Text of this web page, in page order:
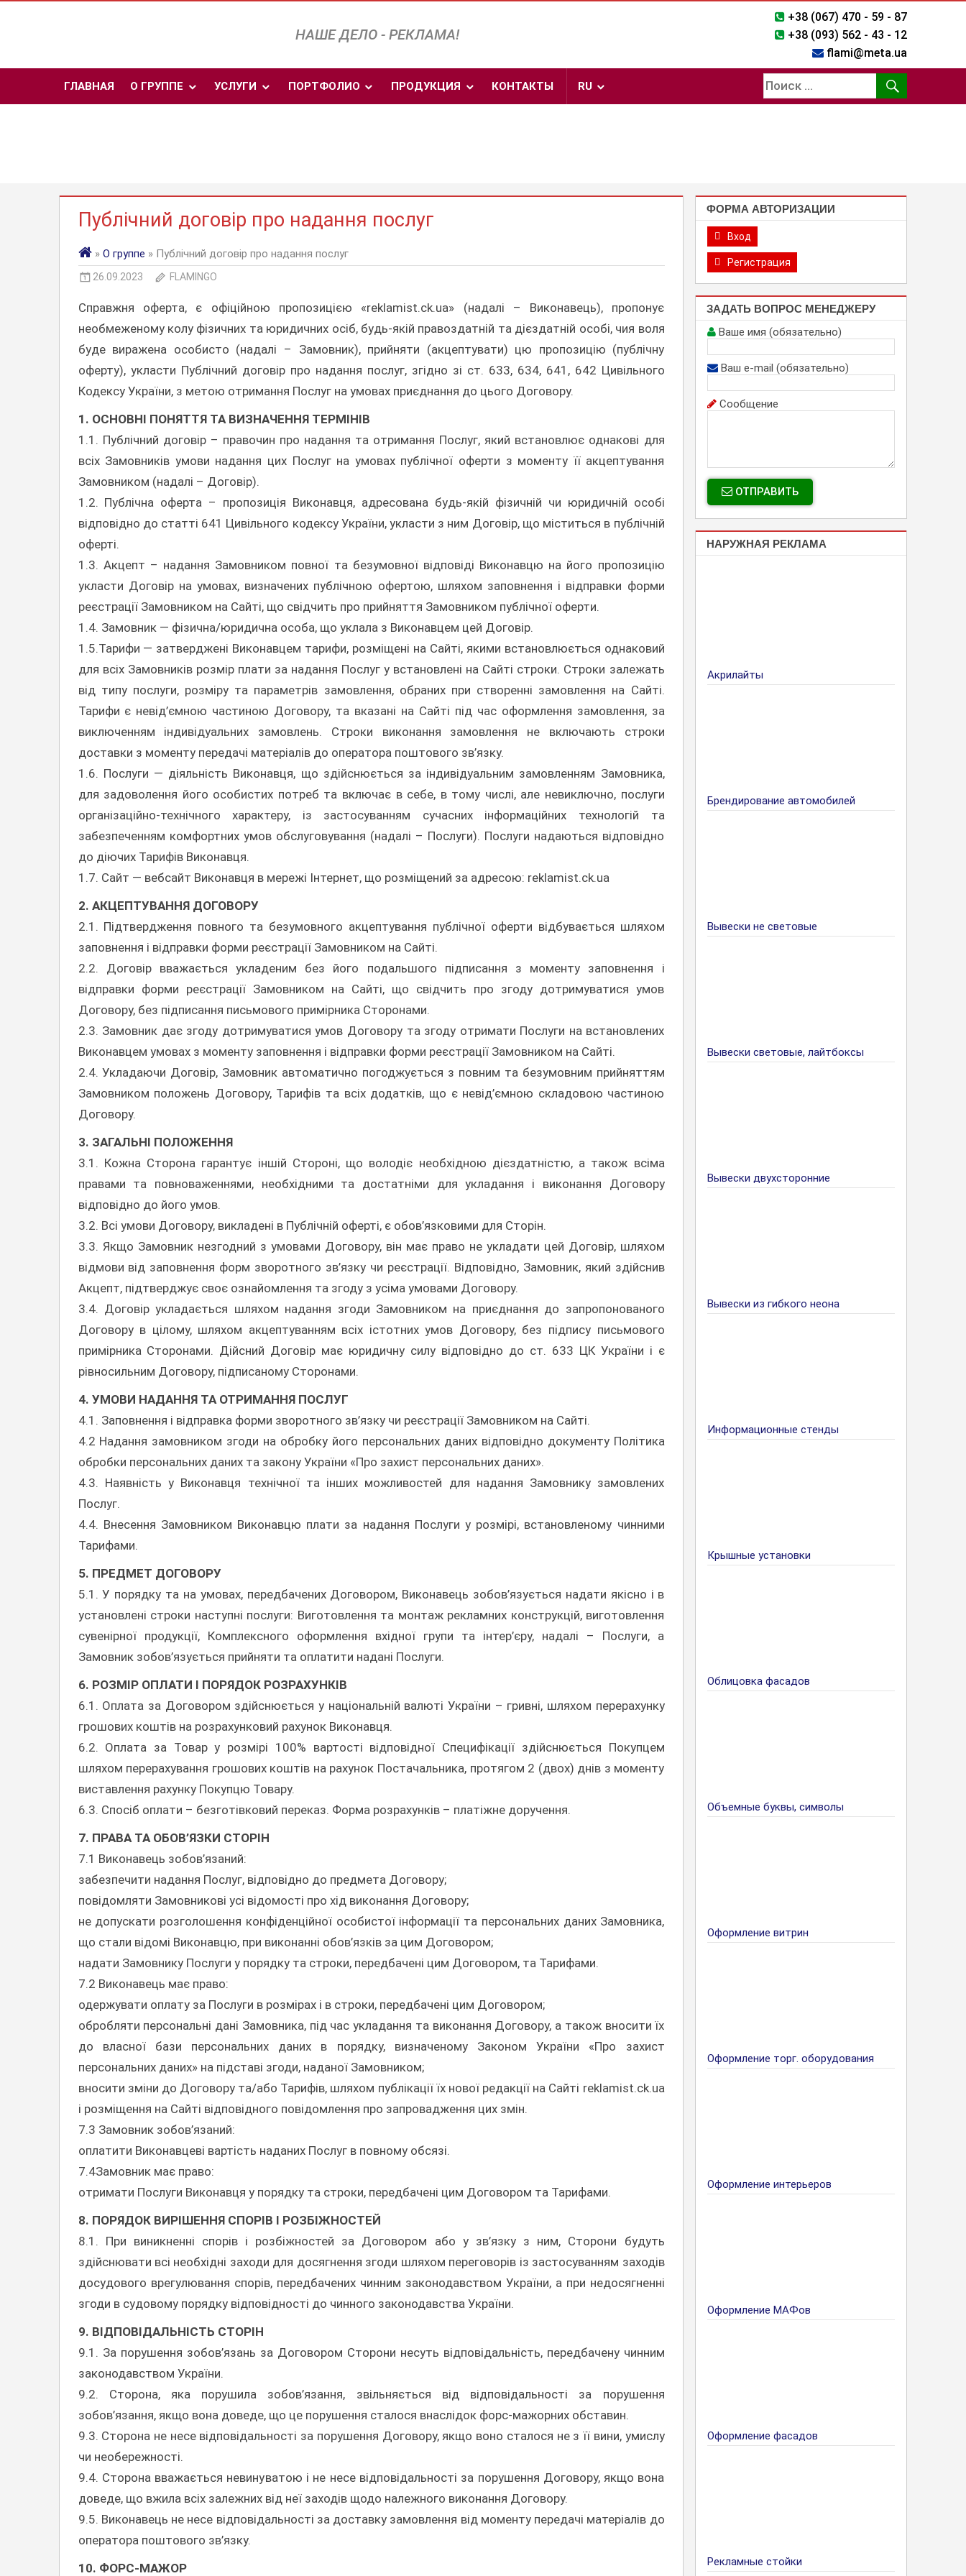
НАШЕ ДЕЛО - РЕКЛАМА!
+38 (067) 470 - 59 - 87
+38 (093) 562 - 43 - 12
flami@meta.ua
ГЛАВНАЯ О ГРУППЕ УСЛУГИ ПОРТФОЛИО ПРОДУКЦИЯ КОНТАКТЫ RU
Публічний договір про надання послуг
» О группе » Публічний договір про надання послуг
26.09.2023 FLAMINGO
Справжня оферта, є офіційною пропозицією «reklamist.ck.ua» (надалі – Виконавець), пропонує
необмеженому колу фізичних та юридичних осіб, будь-якій правоздатній та дієздатній особі, чия воля
буде виражена особисто (надалі – Замовник), прийняти (акцептувати) цю пропозицію (публічну
оферту), укласти Публічний договір про надання послуг, згідно зі ст. 633, 634, 641, 642 Цивільного
Кодексу України, з метою отримання Послуг на умовах приєднання до цього Договору.
1. ОСНОВНІ ПОНЯТТЯ ТА ВИЗНАЧЕННЯ ТЕРМІНІВ
1.1. Публічний договір – правочин про надання та отримання Послуг, який встановлює однакові для
всіх Замовників умови надання цих Послуг на умовах публічної оферти з моменту її акцептування
Замовником (надалі – Договір).
1.2. Публічна оферта – пропозиція Виконавця, адресована будь-якій фізичній чи юридичній особі
відповідно до статті 641 Цивільного кодексу України, укласти з ним Договір, що міститься в публічній
оферті.
1.3. Акцепт – надання Замовником повної та безумовної відповіді Виконавцю на його пропозицію
укласти Договір на умовах, визначених публічною офертою, шляхом заповнення і відправки форми
реєстрації Замовником на Сайті, що свідчить про прийняття Замовником публічної оферти.
1.4. Замовник — фізична/юридична особа, що уклала з Виконавцем цей Договір.
1.5.Тарифи — затверджені Виконавцем тарифи, розміщені на Сайті, якими встановлюється однаковий
для всіх Замовників розмір плати за надання Послуг у встановлені на Сайті строки. Строки залежать
від типу послуги, розміру та параметрів замовлення, обраних при створенні замовлення на Сайті.
Тарифи є невід’ємною частиною Договору, та вказані на Сайті під час оформлення замовлення, за
виключенням індивідуальних замовлень. Строки виконання замовлення не включають строки
доставки з моменту передачі матеріалів до оператора поштового зв’язку.
1.6. Послуги — діяльність Виконавця, що здійснюється за індивідуальним замовленням Замовника,
для задоволення його особистих потреб та включає в себе, в тому числі, але невиключно, послуги
організаційно-технічного характеру, із застосуванням сучасних інформаційних технологій та
забезпеченням комфортних умов обслуговування (надалі – Послуги). Послуги надаються відповідно
до діючих Тарифів Виконавця.
1.7. Сайт — вебсайт Виконавця в мережі Інтернет, що розміщений за адресою: reklamist.ck.ua
2. АКЦЕПТУВАННЯ ДОГОВОРУ
2.1. Підтвердження повного та безумовного акцептування публічної оферти відбувається шляхом
заповнення і відправки форми реєстрації Замовником на Сайті.
2.2. Договір вважається укладеним без його подальшого підписання з моменту заповнення і
відправки форми реєстрації Замовником на Сайті, що свідчить про згоду дотримуватися умов
Договору, без підписання письмового примірника Сторонами.
2.3. Замовник дає згоду дотримуватися умов Договору та згоду отримати Послуги на встановлених
Виконавцем умовах з моменту заповнення і відправки форми реєстрації Замовником на Сайті.
2.4. Укладаючи Договір, Замовник автоматично погоджується з повним та безумовним прийняттям
Замовником положень Договору, Тарифів та всіх додатків, що є невід’ємною складовою частиною
Договору.
3. ЗАГАЛЬНІ ПОЛОЖЕННЯ
3.1. Кожна Сторона гарантує іншій Стороні, що володіє необхідною дієздатністю, а також всіма
правами та повноваженнями, необхідними та достатніми для укладання і виконання Договору
відповідно до його умов.
3.2. Всі умови Договору, викладені в Публічній оферті, є обов’язковими для Сторін.
3.3. Якщо Замовник незгодний з умовами Договору, він має право не укладати цей Договір, шляхом
відмови від заповнення форм зворотного зв’язку чи реєстрації. Відповідно, Замовник, який здійснив
Акцепт, підтверджує своє ознайомлення та згоду з усіма умовами Договору.
3.4. Договір укладається шляхом надання згоди Замовником на приєднання до запропонованого
Договору в цілому, шляхом акцептуванням всіх істотних умов Договору, без підпису письмового
примірника Сторонами. Дійсний Договір має юридичну силу відповідно до ст. 633 ЦК України і є
рівносильним Договору, підписаному Сторонами.
4. УМОВИ НАДАННЯ ТА ОТРИМАННЯ ПОСЛУГ
4.1. Заповнення і відправка форми зворотного зв’язку чи реєстрації Замовником на Сайті.
4.2 Надання замовником згоди на обробку його персональних даних відповідно документу Політика
обробки персональних даних та закону України «Про захист персональних даних».
4.3. Наявність у Виконавця технічної та інших можливостей для надання Замовнику замовлених
Послуг.
4.4. Внесення Замовником Виконавцю плати за надання Послуги у розмірі, встановленому чинними
Тарифами.
5. ПРЕДМЕТ ДОГОВОРУ
5.1. У порядку та на умовах, передбачених Договором, Виконавець зобов’язується надати якісно і в
установлені строки наступні послуги: Виготовлення та монтаж рекламних конструкцій, виготовлення
сувенірної продукції, Комплексного оформлення вхідної групи та інтер’єру, надалі – Послуги, а
Замовник зобов’язується прийняти та оплатити надані Послуги.
6. РОЗМІР ОПЛАТИ І ПОРЯДОК РОЗРАХУНКІВ
6.1. Оплата за Договором здійснюється у національній валюті України – гривні, шляхом перерахунку
грошових коштів на розрахунковий рахунок Виконавця.
6.2. Оплата за Товар у розмірі 100% вартості відповідної Специфікації здійснюється Покупцем
шляхом перерахування грошових коштів на рахунок Постачальника, протягом 2 (двох) днів з моменту
виставлення рахунку Покупцю Товару.
6.3. Спосіб оплати – безготівковий переказ. Форма розрахунків – платіжне доручення.
7. ПРАВА ТА ОБОВ’ЯЗКИ СТОРІН
7.1 Виконавець зобов’язаний:
забезпечити надання Послуг, відповідно до предмета Договору;
повідомляти Замовникові усі відомості про хід виконання Договору;
не допускати розголошення конфіденційної особистої інформації та персональних даних Замовника,
що стали відомі Виконавцю, при виконанні обов’язків за цим Договором;
надати Замовнику Послуги у порядку та строки, передбачені цим Договором, та Тарифами.
7.2 Виконавець має право:
одержувати оплату за Послуги в розмірах і в строки, передбачені цим Договором;
обробляти персональні дані Замовника, під час укладання та виконання Договору, а також вносити їх
до власної бази персональних даних в порядку, визначеному Законом України «Про захист
персональних даних» на підставі згоди, наданої Замовником;
вносити зміни до Договору та/або Тарифів, шляхом публікації їх нової редакції на Сайті reklamist.ck.ua
і розміщення на Сайті відповідного повідомлення про запровадження цих змін.
7.3 Замовник зобов’язаний:
оплатити Виконавцеві вартість наданих Послуг в повному обсязі.
7.4Замовник має право:
отримати Послуги Виконавця у порядку та строки, передбачені цим Договором та Тарифами.
8. ПОРЯДОК ВИРІШЕННЯ СПОРІВ І РОЗБІЖНОСТЕЙ
8.1. При виникненні спорів і розбіжностей за Договором або у зв’язку з ним, Сторони будуть
здійснювати всі необхідні заходи для досягнення згоди шляхом переговорів із застосуванням заходів
досудового врегулювання спорів, передбачених чинним законодавством України, а при недосягненні
згоди в судовому порядку відповідності до чинного законодавства України.
9. ВІДПОВІДАЛЬНІСТЬ СТОРІН
9.1. За порушення зобов’язань за Договором Сторони несуть відповідальність, передбачену чинним
законодавством України.
9.2. Сторона, яка порушила зобов’язання, звільняється від відповідальності за порушення
зобов’язання, якщо вона доведе, що це порушення сталося внаслідок форс-мажорних обставин.
9.3. Сторона не несе відповідальності за порушення Договору, якщо воно сталося не з її вини, умислу
чи необережності.
9.4. Сторона вважається невинуватою і не несе відповідальності за порушення Договору, якщо вона
доведе, що вжила всіх залежних від неї заходів щодо належного виконання Договору.
9.5. Виконавець не несе відповідальності за доставку замовлення від моменту передачі матеріалів до
оператора поштового зв’язку.
10. ФОРС-МАЖОР
ФОРМА АВТОРИЗАЦИИ
Вход
Регистрация
ЗАДАТЬ ВОПРОС МЕНЕДЖЕРУ
Ваше имя (обязательно)
Ваш e-mail (обязательно)
Сообщение
ОТПРАВИТЬ
НАРУЖНАЯ РЕКЛАМА
Акрилайты
Брендирование автомобилей
Вывески не световые
Вывески световые, лайтбоксы
Вывески двухсторонние
Вывески из гибкого неона
Информационные стенды
Крышные установки
Облицовка фасадов
Объемные буквы, символы
Оформление витрин
Оформление торг. оборудования
Оформление интерьеров
Оформление МАФов
Оформление фасадов
Рекламные стойки